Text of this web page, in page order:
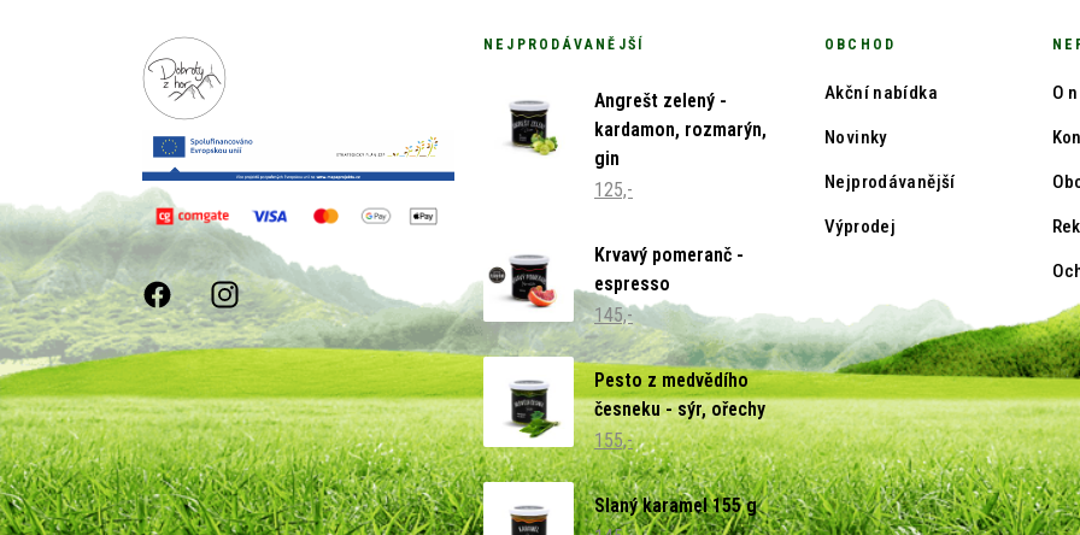
NEJPRODÁVANĚJŠÍ
Angrešt zelený -
kardamon, rozmarýn,
gin
125,-
Krvavý pomeranč -
espresso
145,-
Pesto z medvědího
česneku - sýr, ořechy
155,-
Slaný karamel 155 g
OBCHOD
Akční nabídka
Novinky
Nejprodávanější
Výprodej
O